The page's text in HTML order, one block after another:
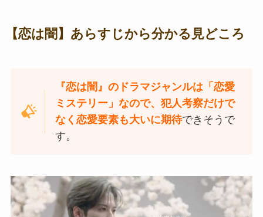
【恋は闇】あらすじから分かる見どころ
『恋は闇』のドラマジャンルは「恋愛
ミステリー」なので、犯人考察だけで
なく恋愛要素も大いに期待できそうで
す。